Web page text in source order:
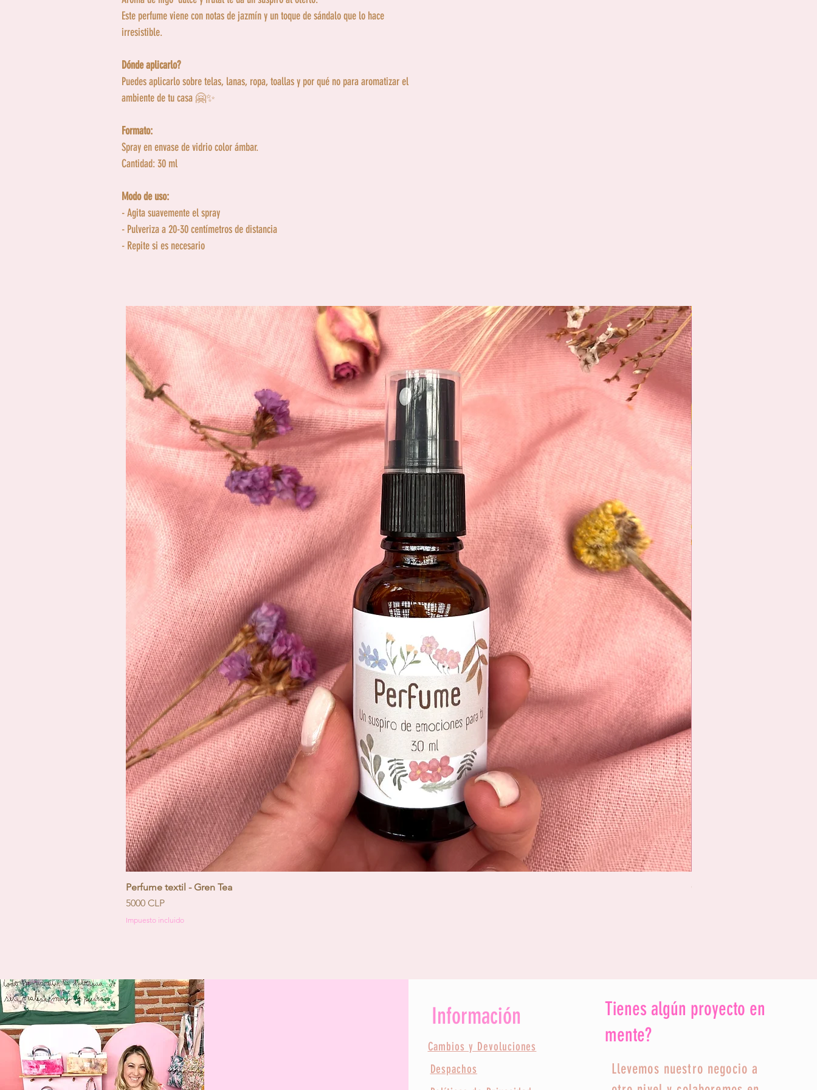
Este perfume viene con notas de jazmín y un toque de sándalo que lo hace
irresistible.
Dónde aplicarlo?
Puedes aplicarlo sobre telas, lanas, ropa, toallas y por qué no para aromatizar el
ambiente de tu casa 🤗✨
Formato:
Spray en envase de vidrio color ámbar.
Cantidad: 30 ml
Modo de uso:
- Agita suavemente el spray
- Pulveriza a 20-30 centímetros de distancia
- Repite si es necesario
Perfume textil - Gren Tea
Precio
5000 CLP
Impuesto incluido
Calendario de Adviento -
Información
Cambios y Devoluciones
Despachos
Tienes algún proyecto en
mente?
Llevemos nuestro negocio a